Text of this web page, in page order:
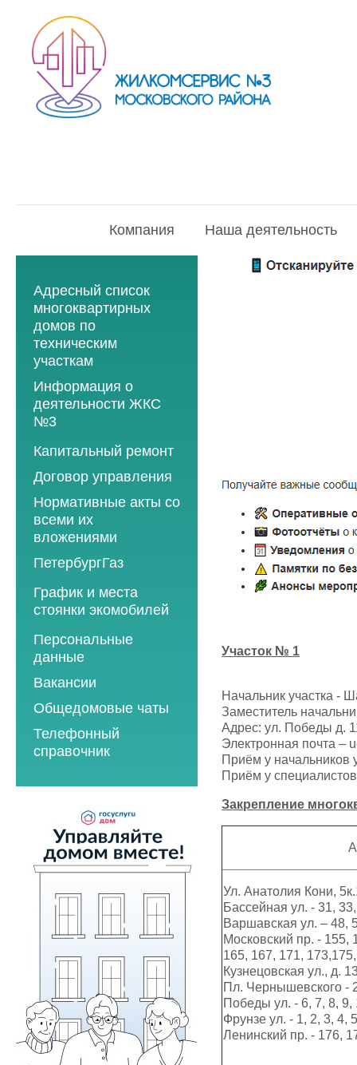
Компания Наша деятельность
Адресный список
многоквартирных
домов по
техническим
участкам
Информация о
деятельности ЖКС
№3
Программы
2013 год
2014 год
2015 год
2016 год
2017 год
2018 год
2021 год
2022 год
2025 год
2026 год
Мероприятия по
энергосбережению
2019 год
Капитальный ремонт
Договор управления
Нормативные акты со
всеми их
вложениями
ПетербургГаз
2018 год
2019 год
2020 год
2021 год
2022 год
2023 год
2024 год
График и места
стоянки экомобилей
2019 год
2020 год
2021 год
2022 год
2023 год
2024 год
2025 год
2026 год
Персональные
данные
Вакансии
Общедомовые чаты
Телефонный
справочник
Участок № 1
Начальник участка -
Заместитель
Адрес: ул. Победы д.
Электронная почта –
Приём у начальников
Приём у
Закрепление
Ул. Анатолия Кони,
Бассейная ул. - 31,
Варшавская ул. – 48,
Московский пр. - 155,
165, 167, 171,
Кузнецовская ул., д.
Пл. Чернышевского -
Победы ул. - 6, 7, 8, 9,
Фрунзе ул. - 1, 2, 3, 4,
Ленинский пр. - 176,